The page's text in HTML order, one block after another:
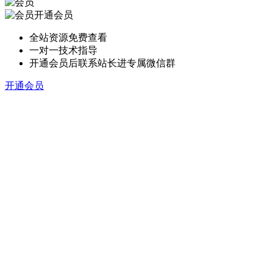
开通会员
全站资源免费查看
一对一技术指导
开通会员后联系站长进专属微信群
开通会员